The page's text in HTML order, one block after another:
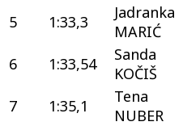
5 1:33,3
Jadranka
MARIĆ
6 1:33,54
Sanda
KOČIŠ
7 1:35,1
Tena
NUBER